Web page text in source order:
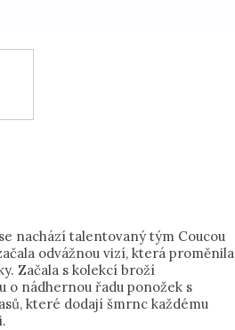
nachází talentovaný tým Coucou
odvážnou vizí, která proměnila
Začala s kolekcí broží
o nádhernou řadu ponožek s
které dodají šmrnc každému